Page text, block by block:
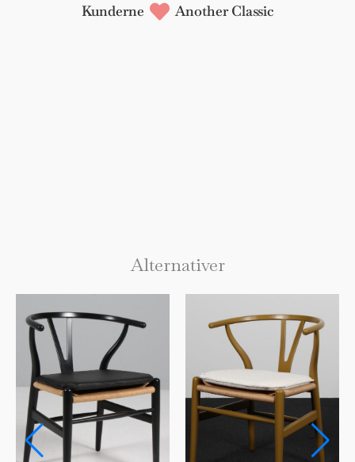
Kunderne Another Classic
Alternativer